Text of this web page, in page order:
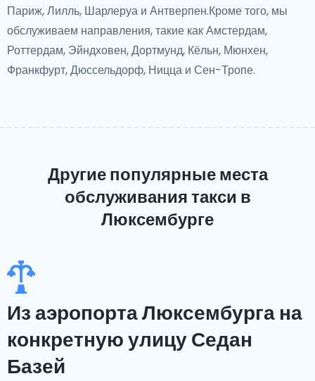
Париж, Лилль, Шарлеруа и Антверпен.Кроме того, мы
обслуживаем направления, такие как Амстердам,
Роттердам, Эйндховен, Дортмунд, Кёльн, Мюнхен,
Франкфурт, Дюссельдорф, Ницца и Сен-Тропе.
Другие популярные места
обслуживания такси в
Люксембурге
Из аэропорта Люксембурга на
конкретную улицу Седан
Базей